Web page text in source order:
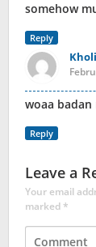
somehow
Reply
woaa
Reply
Leave a
Your email
marked*